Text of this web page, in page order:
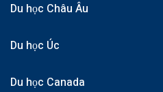
Du học Châu Âu
Du học Úc
Du học Canada